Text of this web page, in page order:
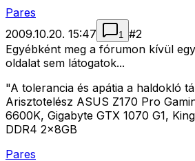
Pares
2009.10.20. 15:47
1 #2
Egyébként meg a fórumon kívül
oldalat sem látogatok...
"A tolerancia és apátia a haldokló
Arisztotelész ASUS Z170 Pro
6600K, Gigabyte GTX 1070 G1,
DDR4 2x8GB
Pares